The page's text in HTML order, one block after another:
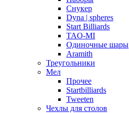
Снукер
Dyna | spheres
Start Billiards
TAO-MI
Одиночные шары
Aramith
Треугольники
Мел
Прочее
Startbilliards
Tweeten
Чехлы для столов